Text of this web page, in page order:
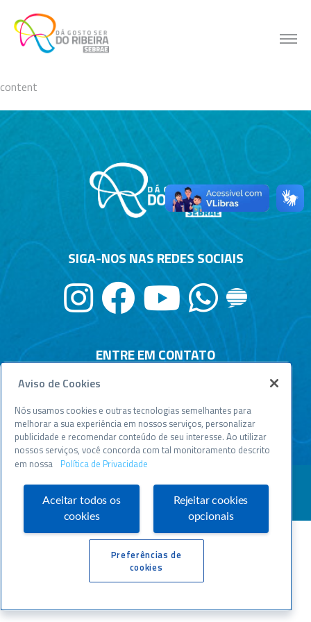
content
content
ENTRE EM CONTATO
Central de relacionamento
0800 570 0800
WWW.SEBRAESP.COM.BR
SIGA-NOS NAS REDES SOCIAIS
Aviso de Cookies
Nós usamos cookies e outras tecnologias semelhantes para
melhorar a sua experiência em nossos serviços, personalizar
publicidade e recomendar conteúdo de seu interesse. Ao utilizar
nossos serviços, você concorda com tal monitoramento descrito
em nossa Política de Privacidade
Aceitar todos os
cookies
Rejeitar cookies
opcionais
Preferências de
cookies